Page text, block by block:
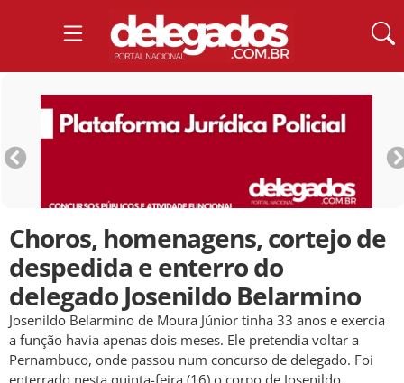
Choros, homenagens, cortejo de
despedida e enterro do
delegado Josenildo Belarmino
Josenildo Belarmino de Moura Júnior tinha 33 anos e exercia
a função havia apenas dois meses. Ele pretendia voltar a
Pernambuco, onde passou num concurso de delegado. Foi